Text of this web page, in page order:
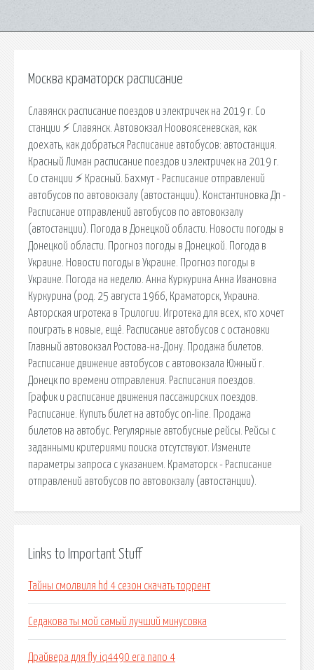
Москва краматорск расписание
Славянск расписание поездов и электричек на 2019 г. Со
станции ⚡ Славянск. Автовокзал Ноовоясеневская, как
доехать, как добраться Расписание автобусов: автостанция.
Красный Лиман расписание поездов и электричек на 2019 г.
Со станции ⚡ Красный. Бахмут - Расписание отправлений
автобусов по автовокзалу (автостанции). Константиновка Дп -
Расписание отправлений автобусов по автовокзалу
(автостанции). Погода в Донецкой области. Новости погоды в
Донецкой области. Прогноз погоды в Донецкой. Погода в
Украине. Новости погоды в Украине. Прогноз погоды в
Украине. Погода на неделю. Анна Куркурина Анна Ивановна
Куркурина (род. 25 августа 1966, Краматорск, Украина.
Авторская игротека в Трилогии. Игротека для всех, кто хочет
поиграть в новые, ещё. Расписание автобусов с остановки
Главный автовокзал Ростова-на-Дону. Продажа билетов.
Расписание движение автобусов с автовокзала Южный г.
Донецк по времени отправления. Расписания поездов.
График и расписание движения пассажирских поездов.
Расписание. Купить билет на автобус on-line. Продажа
билетов на автобус. Регулярные автобусные рейсы. Рейсы с
заданными критериями поиска отсутствуют. Измените
параметры запроса с указанием. Краматорск - Расписание
отправлений автобусов по автовокзалу (автостанции).
Links to Important Stuff
Тайны смолвиля hd 4 сезон скачать торрент
Седакова ты мой самый лучший минусовка
Драйвера для fly iq4490 era nano 4